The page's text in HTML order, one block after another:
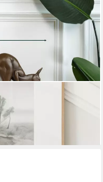
H 17 cm mit
kein Set)